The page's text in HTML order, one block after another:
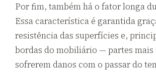
Por fim, também há o fator longa
Essa característica é garantida
resistência das superfícies e,
bordas do mobiliário — partes mais
sofrerem danos com o passar do